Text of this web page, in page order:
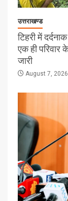
उत्तराखण्ड
टिहरी में
एक ही परिवार
जारी
August 7, 2026